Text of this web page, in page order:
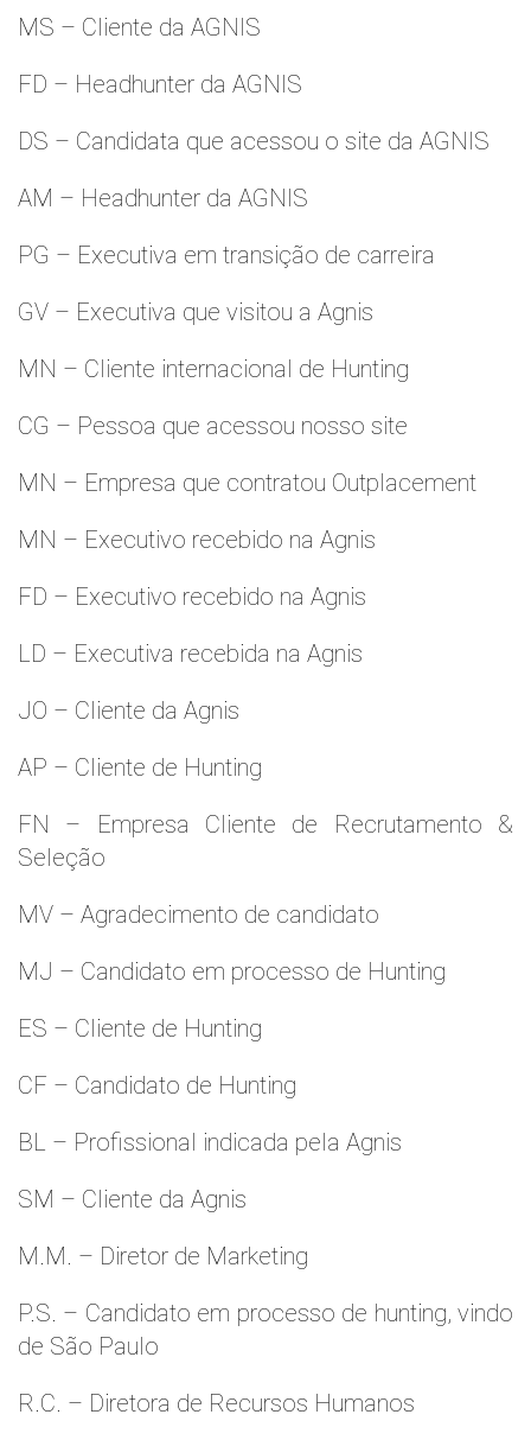
MS – Cliente da AGNIS
FD – Headhunter da AGNIS
DS – Candidata que acessou o site da AGNIS
AM – Headhunter da AGNIS
PG – Executiva em transição de carreira
GV – Executiva que visitou a Agnis
MN – Cliente internacional de Hunting
CG – Pessoa que acessou nosso site
MN – Empresa que contratou Outplacement
MN – Executivo recebido na Agnis
FD – Executivo recebido na Agnis
LD – Executiva recebida na Agnis
JO – Cliente da Agnis
AP – Cliente de Hunting
FN – Empresa Cliente de Recrutamento &
Seleção
MV – Agradecimento de candidato
MJ – Candidato em processo de Hunting
ES – Cliente de Hunting
CF – Candidato de Hunting
BL – Profissional indicada pela Agnis
SM – Cliente da Agnis
M.M. – Diretor de Marketing
P.S. – Candidato em processo de hunting, vindo
de São Paulo
R.C. – Diretora de Recursos Humanos